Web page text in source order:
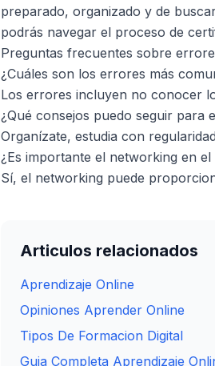
preparado, organizado y de
podrás navegar el proceso de
Preguntas frecuentes sobre
¿Cuáles son los errores más
Los errores incluyen no conocer
¿Qué consejos puedo seguir para
Organízate, estudia con
¿Es importante el networking en
Sí, el networking puede
Articulos relacionados
Aprendizaje Online
Opiniones Aprender Online
Tipos De Formacion Digital
Guia Completa Aprendizaje